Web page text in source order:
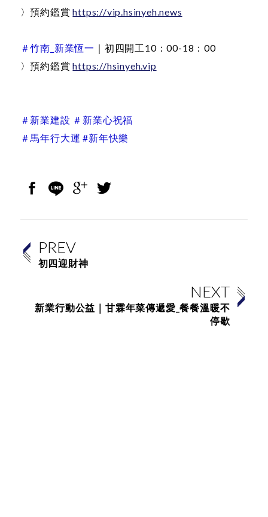
〉預約鑑賞https://vip.hsinyeh.news
＃竹南_新業恆一 ｜初四開工10：00-18：00
〉預約鑑賞https://hsinyeh.vip
＃新業建設 ＃新業心祝福
＃馬年行大運 #新年快樂
PREV
初四迎財神
NEXT
新業行動公益｜甘霖年菜傳遞愛_餐餐溫暖不
停歇